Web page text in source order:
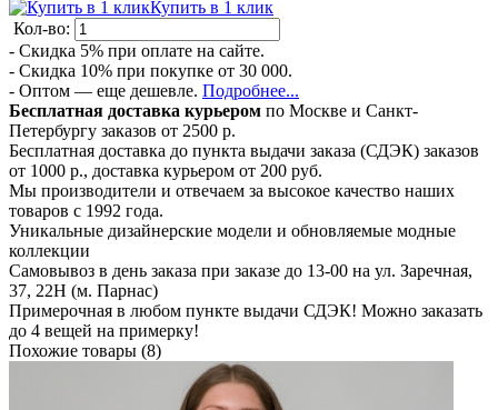
Купить в 1 клик
Кол-во:
- Скидка 5% при оплате на сайте.
- Скидка 10% при покупке от 30 000.
- Оптом — еще дешевле. Подробнее...
Бесплатная доставка курьером по Москве и Санкт-
Петербургу заказов от 2500 р.
Бесплатная доставка до пункта выдачи заказа (СДЭК) заказов
от 1000 р., доставка курьером от 200 руб.
Мы производители и отвечаем за высокое качество наших
товаров с 1992 года.
Уникальные дизайнерские модели и обновляемые модные
коллекции
Самовывоз в день заказа при заказе до 13-00 на ул. Заречная,
37, 22Н (м. Парнас)
Примерочная в любом пункте выдачи СДЭК! Можно заказать
до 4 вещей на примерку!
Похожие товары (8)